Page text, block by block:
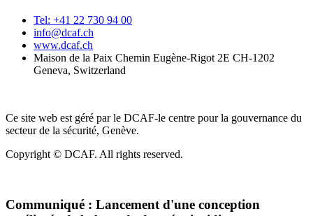
Tel: +41 22 730 94 00
info@dcaf.ch
www.dcaf.ch
Maison de la Paix Chemin Eugène-Rigot 2E CH-1202
Geneva, Switzerland
Ce site web est géré par le DCAF-le centre pour la gouvernance du
secteur de la sécurité, Genève.
Copyright © DCAF. All rights reserved.
Communiqué : Lancement d'une conception